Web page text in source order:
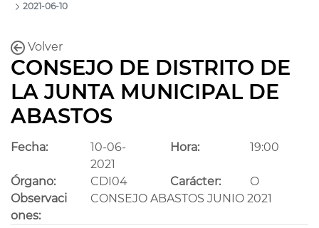
2021-06-10
Volver
CONSEJO DE DISTRITO DE
LA JUNTA MUNICIPAL DE
ABASTOS
Fecha:
10-06-
2021
Hora: 19:00
Órgano: CDI04 Carácter:
O
Observaci
ones:
CONSEJO ABASTOS JUNIO 2021